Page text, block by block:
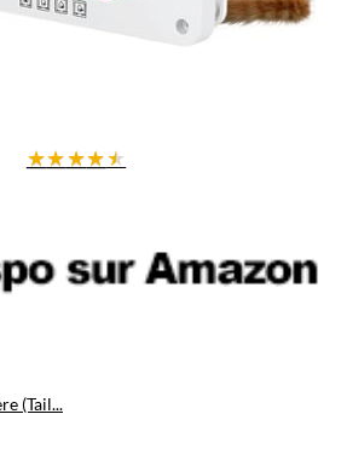
ABS robuste
★★★★★
(Tail...